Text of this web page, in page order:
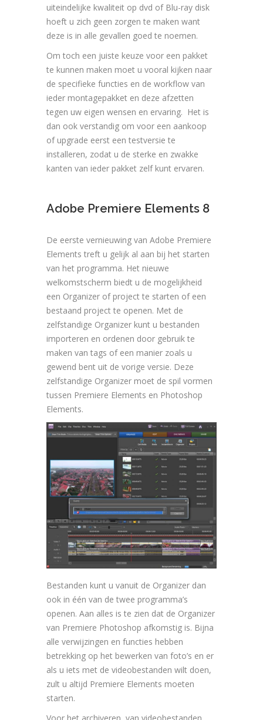
uiteindelijke kwaliteit op dvd of Blu-ray disk
hoeft u zich geen zorgen te maken want
deze is in alle gevallen goed te noemen.
Om toch een juiste keuze voor een pakket
te kunnen maken moet u vooral kijken naar
de specifieke functies en de workflow van
ieder montagepakket en deze afzetten
tegen uw eigen wensen en ervaring. Het is
dan ook verstandig om voor een aankoop
of upgrade eerst een testversie te
installeren, zodat u de sterke en zwakke
kanten van ieder pakket zelf kunt ervaren.
Adobe Premiere Elements 8
De eerste vernieuwing van Adobe Premiere
Elements treft u gelijk al aan bij het starten
van het programma. Het nieuwe
welkomstscherm biedt u de mogelijkheid
een Organizer of project te starten of een
bestaand project te openen. Met de
zelfstandige Organizer kunt u bestanden
importeren en ordenen door gebruik te
maken van tags of een manier zoals u
gewend bent uit de vorige versie. Deze
zelfstandige Organizer moet de spil vormen
tussen Premiere Elements en Photoshop
Elements.
Bestanden kunt u vanuit de Organizer dan
ook in één van de twee programma’s
openen. Aan alles is te zien dat de Organizer
van Premiere Photoshop afkomstig is. Bijna
alle verwijzingen en functies hebben
betrekking op het bewerken van foto’s en er
als u iets met de videobestanden wilt doen,
zult u altijd Premiere Elements moeten
starten.
Voor het archiveren van videobestanden